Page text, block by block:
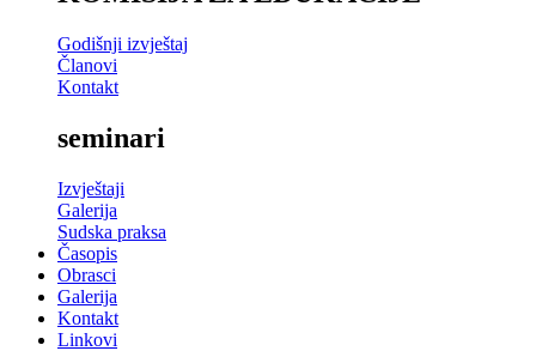
Godišnji izvještaj
Članovi
Kontakt
seminari
Izvještaji
Galerija
Sudska praksa
Časopis
Obrasci
Galerija
Kontakt
Linkovi